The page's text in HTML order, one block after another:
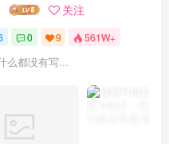
关注
0 9 561W+
么都没有写...